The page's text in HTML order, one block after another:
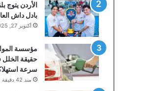
الأردن يتوج
بادل داش
أكتوبر 27, 2025
مؤسسة
حقيقة الخلل
سرعة
منذ 42 دقيقة